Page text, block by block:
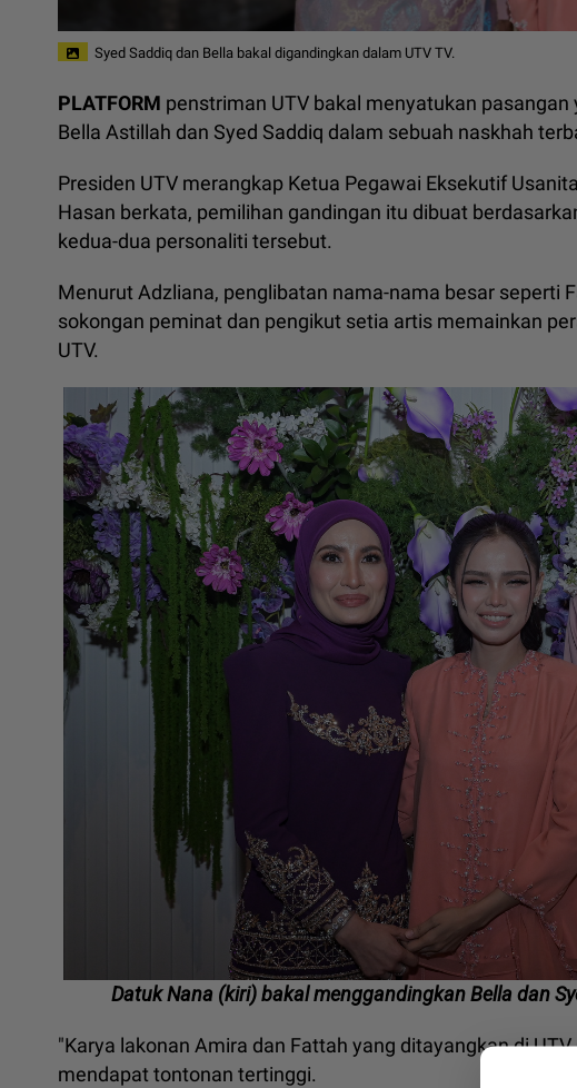
Syed Saddiq dan Bella bakal digandingkan dalam UTV TV.
PLATFORM penstriman UTV bakal menyatukan
Bella Astillah dan Syed Saddiq dalam sebuah naskhah
Presiden UTV merangkap Ketua Pegawai Eksekutif
Hasan berkata, pemilihan gandingan itu dibuat
kedua-dua personaliti tersebut.
Menurut Adzliana, penglibatan nama-nama besar seperti
sokongan peminat dan pengikut setia artis memainkan
UTV.
Datuk Nana (kiri) bakal menggandingkan Bella dan
"Karya lakonan Amira dan Fattah yang ditayangkan di
mendapat tontonan tertinggi.